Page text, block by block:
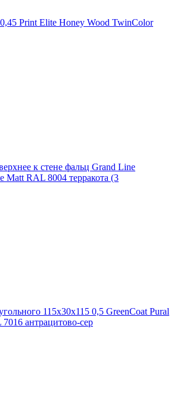
Print Elite Honey Wood TwinColor
к стене фальц Grand Line
Matt RAL 8004 терракота (3
115х30х115 0,5 GreenCoat Pural
антрацитово-сер